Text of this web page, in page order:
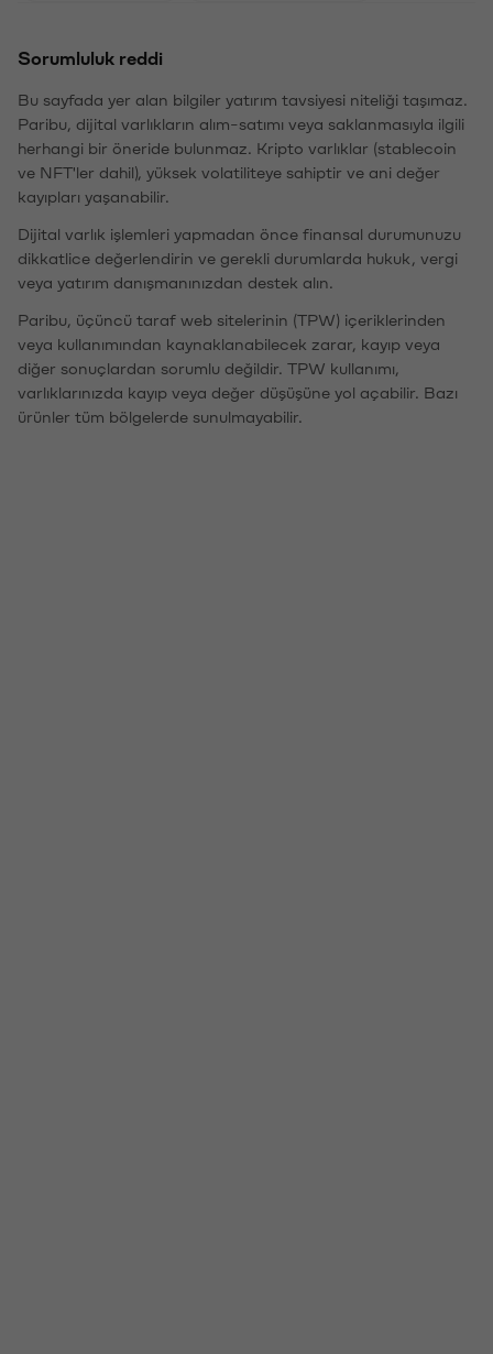
Sorumluluk reddi
Bu sayfada yer alan bilgiler yatırım tavsiyesi niteliği taşımaz.
Paribu, dijital varlıkların alım-satımı veya saklanmasıyla ilgili
herhangi bir öneride bulunmaz. Kripto varlıklar (stablecoin
ve NFT'ler dahil), yüksek volatiliteye sahiptir ve ani değer
kayıpları yaşanabilir.
Dijital varlık işlemleri yapmadan önce finansal durumunuzu
dikkatlice değerlendirin ve gerekli durumlarda hukuk, vergi
veya yatırım danışmanınızdan destek alın.
Paribu, üçüncü taraf web sitelerinin (TPW) içeriklerinden
veya kullanımından kaynaklanabilecek zarar, kayıp veya
diğer sonuçlardan sorumlu değildir. TPW kullanımı,
varlıklarınızda kayıp veya değer düşüşüne yol açabilir. Bazı
ürünler tüm bölgelerde sunulmayabilir.